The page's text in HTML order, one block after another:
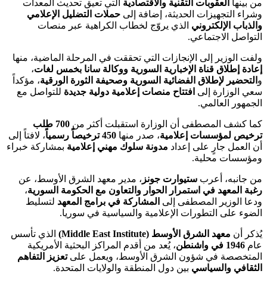
من بينها العقوبات التقنية والاقتصادية التي تعيق تحديث المعدات
وشراء التجهيزات الحديثة، إضافة إلى حملات التضليل الإعلامي
والذباب الإلكتروني الذي يروّج لخطاب الكراهية عبر منصات
التواصل الاجتماعي.
ولفت الوزير إلى الإنجازات التي تحققت في المرحلة الماضية، منها
إعادة إطلاق قناة الإخبارية السورية ووكالة سانا بخمس لغات،
و التحضير لإطلاق الفضائية السورية وصحيفة الثورة الورقية، مؤكداً
سعي الوزارة إلى افتتاح منصات إعلامية دولية جديدة للتواصل مع
الجمهور العالمي.
كما كشف المصطفى أن الوزارة استقبلت أكثر من
700 طلب
ترخيص لمؤسسات إعلامية، صدر منها 450 ترخيصاً رسمياً
، لافتاً إلى
أن العمل جارٍ على إعداد مدونة سلوك مهني إعلامية بمشاركة خبراء
ومؤسسات محلية.
من جانبه، أعرب ستيوارت جونز ، مدير معهد الشرق الأوسط، عن
رغبة المعهد في استمرار الحوار والتعاون مع الحكومة السورية،
ودعا الوزير المصطفى إلى المشاركة في برامج المعهد لتسليط
الضوء على التطورات الإعلامية والسياسية في سوريا.
يُذكر أن معهد الشرق الأوسط (Middle East Institute)
الذي تأسس
عام 1946 في واشنطن
، يُعد من أقدم المراكز البحثية الأمريكية
المتخصصة في شؤون الشرق الأوسط، ويعمل علىتعزيز التفاهم
الثقافي والسياسي بين دول المنطقة والولايات المتحدة.